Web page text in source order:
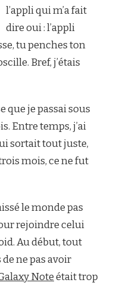
l’appli qui m’a fait
dire oui : l’appli
tu penches ton
Bref, j’étais
que je passai sous
Entre temps, j’ai
sortait tout juste,
mois, ce ne fut
le monde pas
rejoindre celui
Au début, tout
ne pas avoir
Noteétait trop